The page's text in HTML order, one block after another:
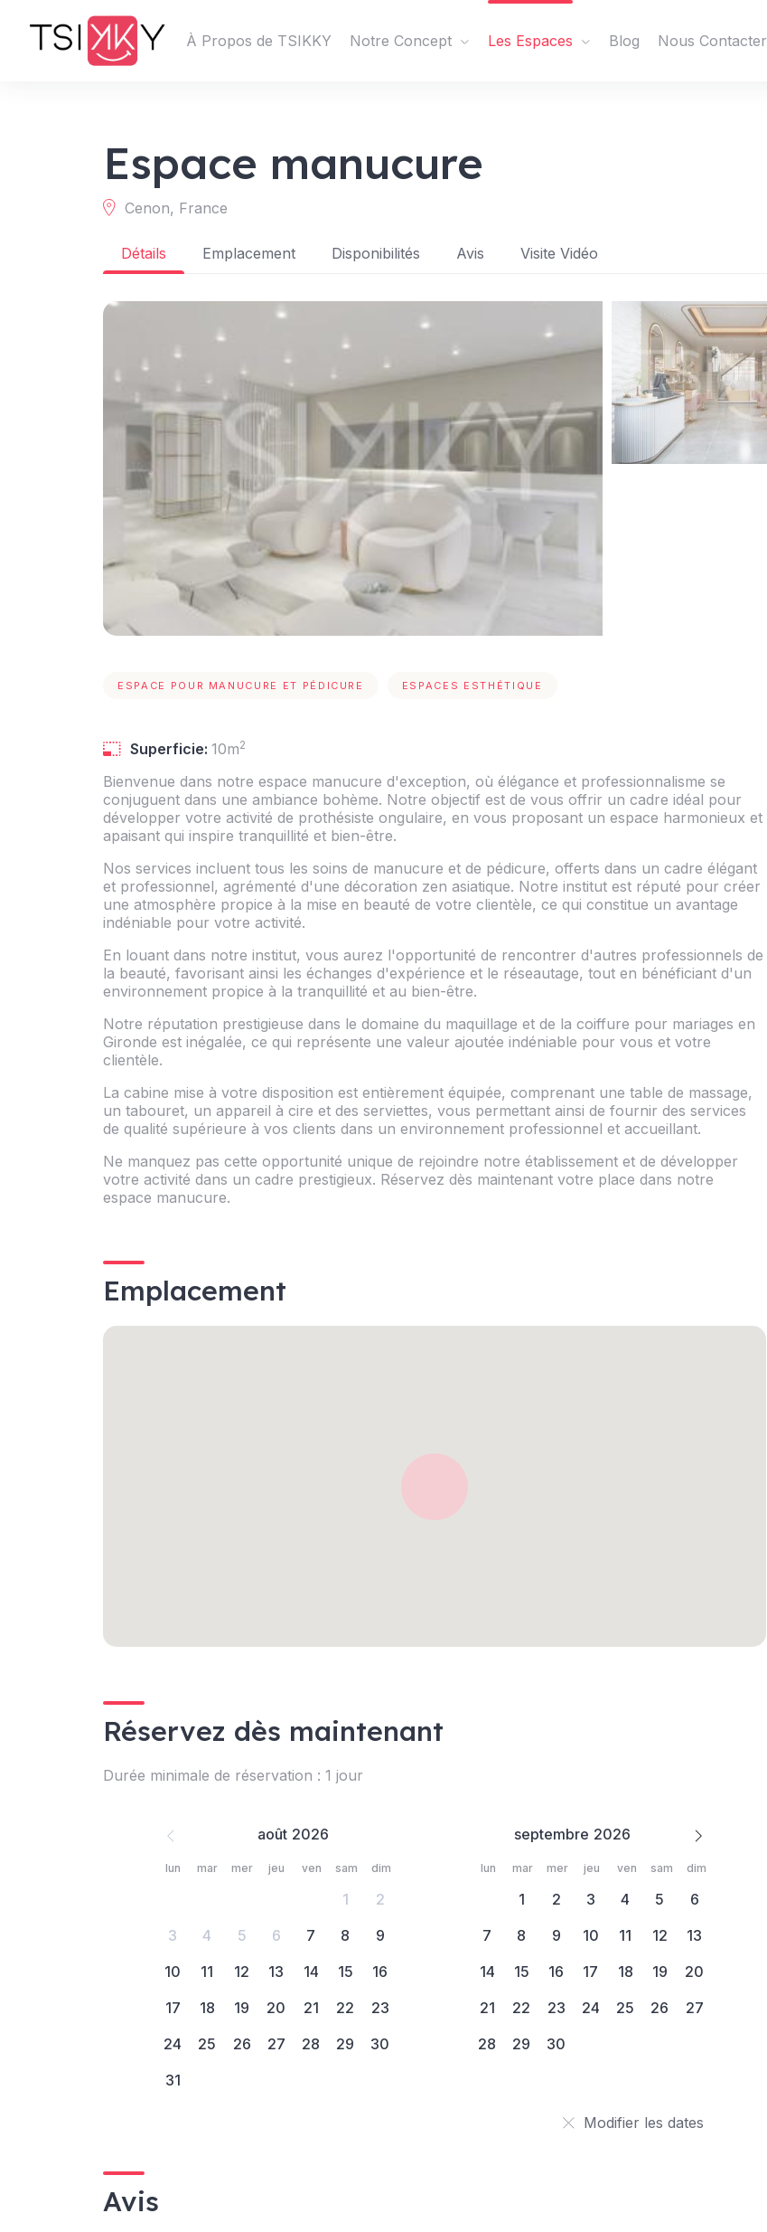
À Propos de TSIKKY Notre Concept Les Espaces Blog Nous Contacter
Espace manucure
Cenon, France
Détails Emplacement Disponibilités Avis Visite Vidéo
ESPACE POUR MANUCURE ET PÉDICURE ESPACES ESTHÉTIQUE
Superficie: 10m2
Bienvenue dans notre espace manucure d'exception, où élégance et professionnalisme se
conjuguent dans une ambiance bohème. Notre objectif est de vous offrir un cadre idéal pour
développer votre activité de prothésiste ongulaire, en vous proposant un espace harmonieux et
apaisant qui inspire tranquillité et bien-être.
Nos services incluent tous les soins de manucure et de pédicure, offerts dans un cadre élégant
et professionnel, agrémenté d'une décoration zen asiatique. Notre institut est réputé pour créer
une atmosphère propice à la mise en beauté de votre clientèle, ce qui constitue un avantage
indéniable pour votre activité.
En louant dans notre institut, vous aurez l'opportunité de rencontrer d'autres professionnels de
la beauté, favorisant ainsi les échanges d'expérience et le réseautage, tout en bénéficiant d'un
environnement propice à la tranquillité et au bien-être.
Notre réputation prestigieuse dans le domaine du maquillage et de la coiffure pour mariages en
Gironde est inégalée, ce qui représente une valeur ajoutée indéniable pour vous et votre
clientèle.
La cabine mise à votre disposition est entièrement équipée, comprenant une table de massage,
un tabouret, un appareil à cire et des serviettes, vous permettant ainsi de fournir des services
de qualité supérieure à vos clients dans un environnement professionnel et accueillant.
Ne manquez pas cette opportunité unique de rejoindre notre établissement et de développer
votre activité dans un cadre prestigieux. Réservez dès maintenant votre place dans notre
espace manucure.
Emplacement
Réservez dès maintenant
Durée minimale de réservation : 1 jour
août septembre
lun mar mer jeu ven sam dim lun mar mer jeu ven sam dim
1
2
3
4 5 6 7 8
9
10
11 12 13 14 15
16
17
18 19 20 21 22
23
24
25 26 27 28 29
30
31
1 2 3 4 5
6
7
8 9 10 11 12
13
14
15 16 17 18 19
20
21
22 23 24 25 26
27
28
29 30
Modifier les dates
Avis